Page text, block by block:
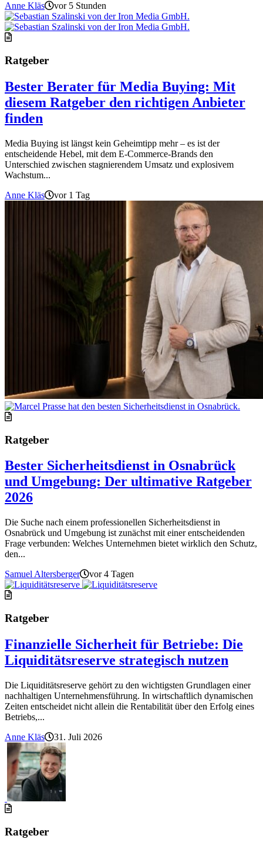
Anne Kläs vor 5 Stunden
Ratgeber
Bester Berater für Media Buying: Mit
diesem Ratgeber den richtigen Anbieter
finden
Media Buying ist längst kein Geheimtipp mehr – es ist der
entscheidende Hebel, mit dem E-Commerce-Brands den
Unterschied zwischen stagnierendem Umsatz und explosivem
Wachstum...
Anne Kläs
vor 1 Tag
Ratgeber
Bester Sicherheitsdienst in Osnabrück
und Umgebung: Der ultimative Ratgeber
2026
Die Suche nach einem professionellen Sicherheitsdienst in
Osnabrück und Umgebung ist zunächst mit einer entscheidenden
Frage verbunden: Welches Unternehmen bietet wirklich den Schutz,
den...
Samuel Altersberger
vor 4 Tagen
Ratgeber
Finanzielle Sicherheit für Betriebe: Die
Liquiditätsreserve strategisch nutzen
Die Liquiditätsreserve gehört zu den wichtigsten Grundlagen einer
nachhaltigen Unternehmensführung. In wirtschaftlich dynamischen
Zeiten entscheidet nicht allein die Rentabilität über den Erfolg eines
Betriebs,...
Anne Kläs
31. Juli 2026
Ratgeber